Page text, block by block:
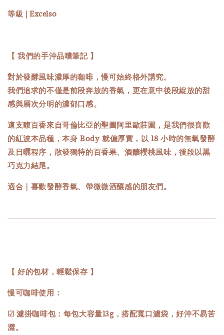
等級 | Excelso
【 我們的手沖品嚐筆記 】
對於發酵風味濃厚的咖啡，慢可始終格外講究。
我們追求的不僅是前段奔放的香氣，更在意中後段綻放的甜
感與層次分明的濃郁口感。
這支馥百香來自哥倫比亞的聖圖阿里歐莊園，是我們很喜歡
的紅波本品種，本身 Body 就偏厚實，以 18 小時的無氧發酵
及日曬程序，散發獨特的百香果、酒釀櫻桃風味，後段以黑
巧克力結尾。
適合｜喜歡發酵香氣、帶微微酒釀感的朋友們。
【 好的包材，輕鬆保存 】
慢可咖啡使用：
☑ 濾掛咖啡包：每包大容量13g，搭配寬口濾袋，好沖不易苦
澀。